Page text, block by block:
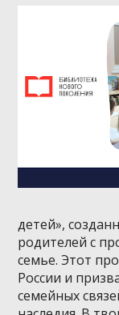
детей»,
родителей с
семье. Этот
России и
семейных